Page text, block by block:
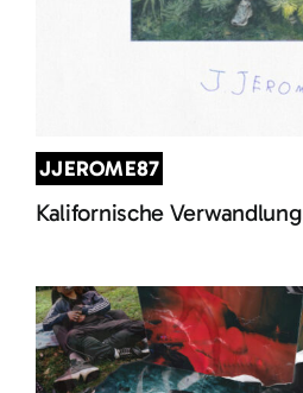
JJEROME87
Kalifornische Verwandlung